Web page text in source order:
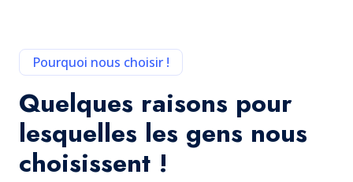
Pourquoi nous choisir !
Quelques raisons pour
lesquelles les gens nous
choisissent !